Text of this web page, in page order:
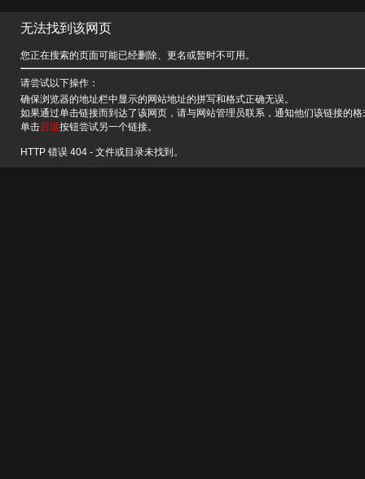
无法找到该网页
您正在搜索的页面可能已经删除、更名或暂时不可用。
请尝试以下操作：
确保浏览器的地址栏中显示的网站地址的拼写和格式正确无误。
如果通过单击链接而到达了该网页，请与网站管理员联系，通知他们该链接的
单击后退按钮尝试另一个链接。
HTTP 错误 404 - 文件或目录未找到。